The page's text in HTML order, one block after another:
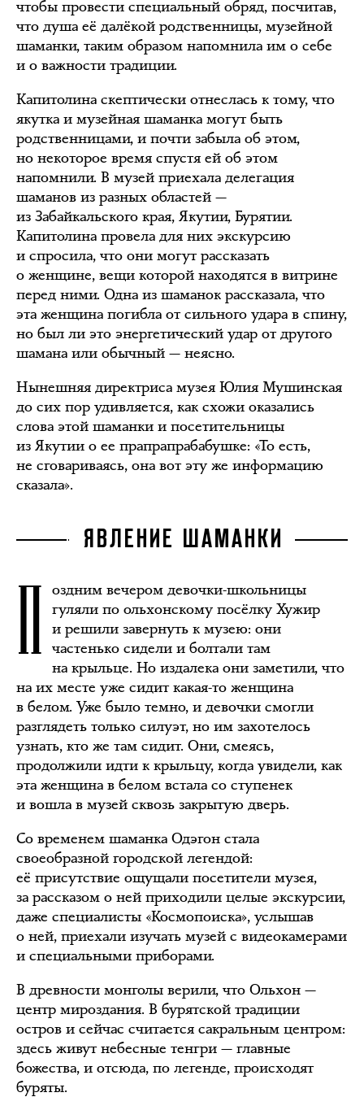
чтобы провести специальный обряд, посчитав,
что душа её далёкой родственницы, музейной
шаманки, таким образом напомнила им о себе
и о важности традиции.
Капитолина скептически отнеслась к тому, что
якутка и музейная шаманка могут быть
родственницами, и почти забыла об этом,
но некоторое время спустя ей об этом
напомнили. В музей приехала делегация
шаманов из разных областей —
из Забайкальского края, Якутии, Бурятии.
Капитолина провела для них экскурсию
и спросила, что они могут рассказать
о женщине, вещи которой находятся в витрине
перед ними. Одна из шаманок рассказала, что
эта женщина погибла от сильного удара в спину,
но был ли это энергетический удар от другого
шамана или обычный — неясно.
Нынешняя директриса музея Юлия Мушинская
до сих пор удивляется, как схожи оказались
слова этой шаманки и посетительницы
из Якутии о ее прапрапрабабушке: «То есть,
не сговариваясь, она вот эту же информацию
сказала».
ЯВЛЕНИЕ ШАМАНКИ
П оздним вечером девочки-школьницы
гуляли по ольхонскому посёлку Хужир
и решили завернуть к музею: они
частенько сидели и болтали там
на крыльце. Но издалека они заметили, что
на их месте уже сидит какая-то женщина
в белом. Уже было темно, и девочки смогли
разглядеть только силуэт, но им захотелось
узнать, кто же там сидит. Они, смеясь,
продолжили идти к крыльцу, когда увидели, как
эта женщина в белом встала со ступенек
и вошла в музей сквозь закрытую дверь.
Со временем шаманка Одэгон стала
своеобразной городской легендой:
её присутствие ощущали посетители музея,
за рассказом о ней приходили целые экскурсии,
даже специалисты «Космопоиска», услышав
о ней, приехали изучать музей с видеокамерами
и специальными приборами.
В древности монголы верили, что Ольхон —
центр мироздания. В бурятской традиции
остров и сейчас считается сакральным центром:
здесь живут небесные тенгри — главные
божества, и отсюда, по легенде, происходят
буряты.